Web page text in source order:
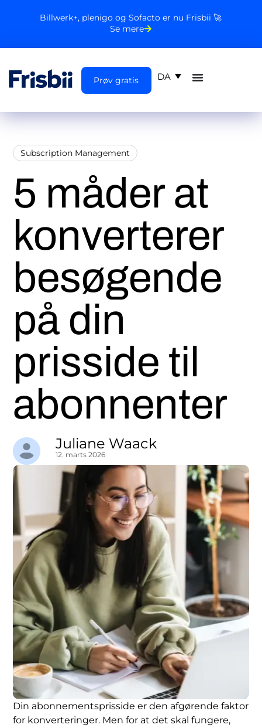
Billwerk+, plenigo og Sofacto er nu Frisbii 🚀
Se mere
Prøv gratis DA
Subscription Management
5 måder at
konverterer
besøgende
på din
prisside til
abonnenter
Juliane Waack
12. marts 2026
Din abonnementsprisside er den afgørende faktor
for konverteringer. Men for at det skal fungere,